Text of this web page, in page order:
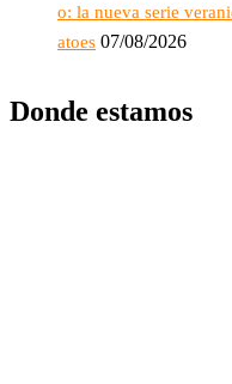
o: la nueva serie
atoes 07/08/2026
Donde estamos